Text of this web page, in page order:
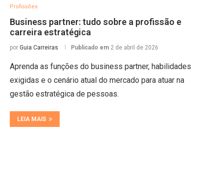
Profissões
Business partner: tudo sobre a profissão e
carreira estratégica
por Guia Carreiras Publicado em 2 de abril de 2026
Aprenda as funções do business partner, habilidades
exigidas e o cenário atual do mercado para atuar na
gestão estratégica de pessoas.
LEIA MAIS